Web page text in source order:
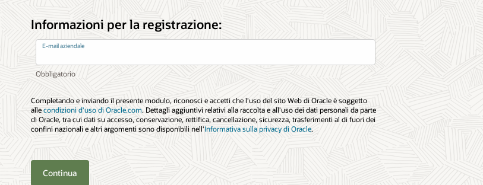
Informazioni per la registrazione:
E-mail aziendale
Completando e inviando il presente modulo, riconosci e accetti che l'uso del sito Web di Oracle è soggetto
allecondizioni d'uso di Oracle.com. Dettagli aggiuntivi relativi alla raccolta e all'uso dei dati personali da parte
di Oracle, tra cui dati su accesso, conservazione, rettifica, cancellazione, sicurezza, trasferimenti al di fuori dei
confini nazionali e altri argomenti sono disponibili nell'Informativa sulla privacy di Oracle.
Continua